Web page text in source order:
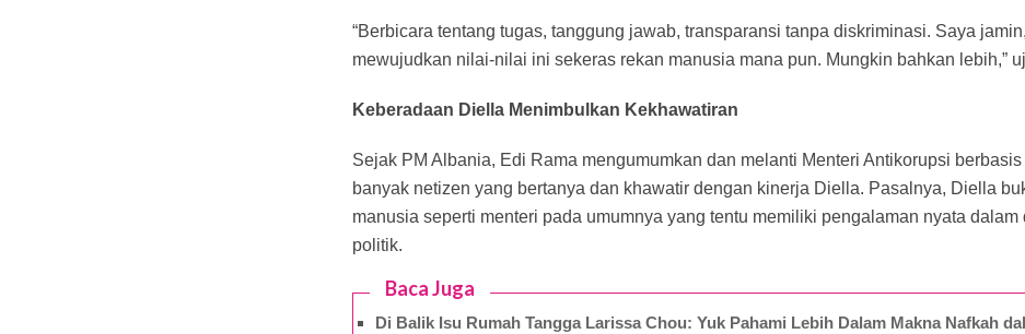
“Berbicara tentang tugas, tanggung jawab, transparansi tanpa diskriminasi. Saya
mewujudkan nilai-nilai ini sekeras rekan manusia mana pun. Mungkin bahkan lebih,”
Keberadaan Diella Menimbulkan Kekhawatiran
Sejak PM Albania, Edi Rama mengumumkan dan melanti Menteri Antikorupsi berbasis
banyak netizen yang bertanya dan khawatir dengan kinerja Diella. Pasalnya, Diella
manusia seperti menteri pada umumnya yang tentu memiliki pengalaman nyata dalam
politik.
Baca Juga
Di Balik Isu Rumah Tangga Larissa Chou: Yuk Pahami Lebih Dalam Makna Nafkah